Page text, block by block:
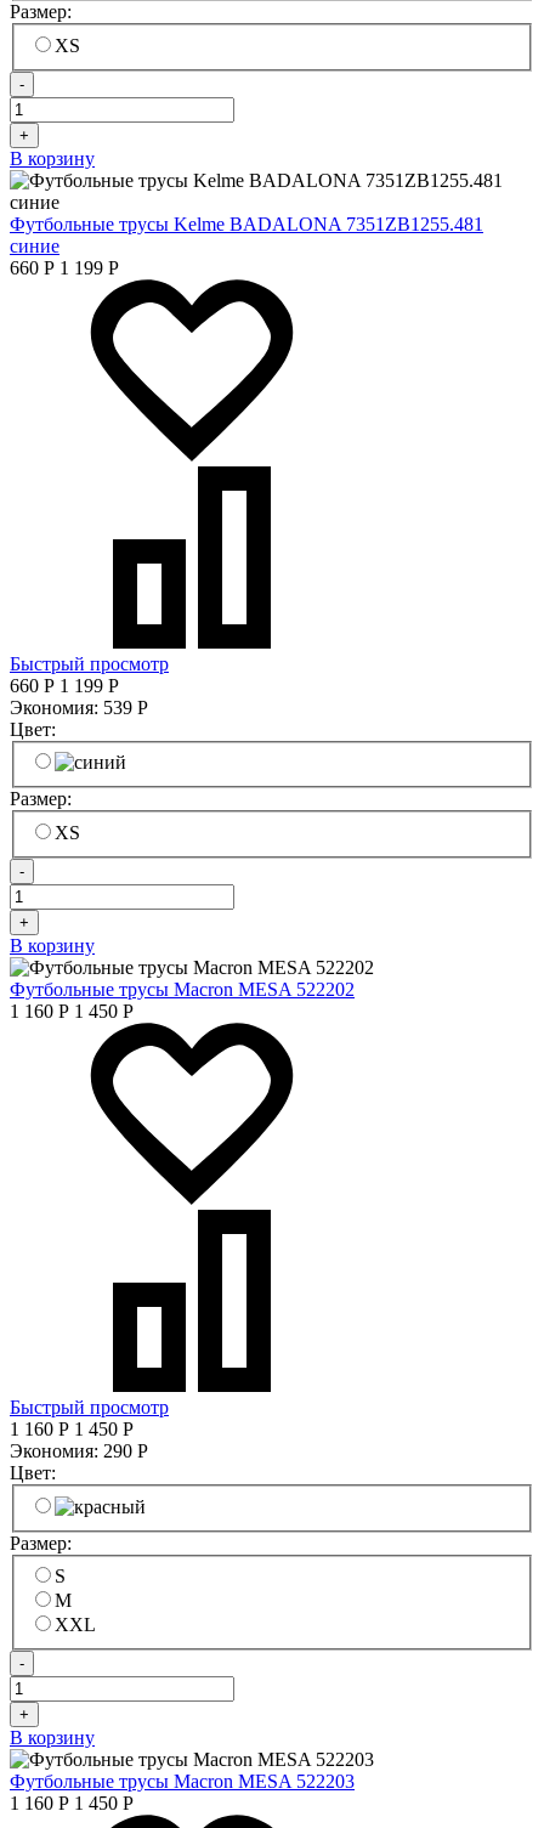
Размер:
XS
-
+
В корзину
Футбольные трусы Kelme BADALONA 7351ZB1255.481
синие
660 Р 1 199 Р
Быстрый просмотр
660 Р 1 199 Р
Экономия: 539 Р
Цвет:
Размер:
XS
-
+
В корзину
Футбольные трусы Macron MESA 522202
1 160 Р 1 450 Р
Быстрый просмотр
1 160 Р 1 450 Р
Экономия: 290 Р
Цвет:
Размер:
S
M
XXL
-
+
В корзину
Футбольные трусы Macron MESA 522203
1 160 Р 1 450 Р